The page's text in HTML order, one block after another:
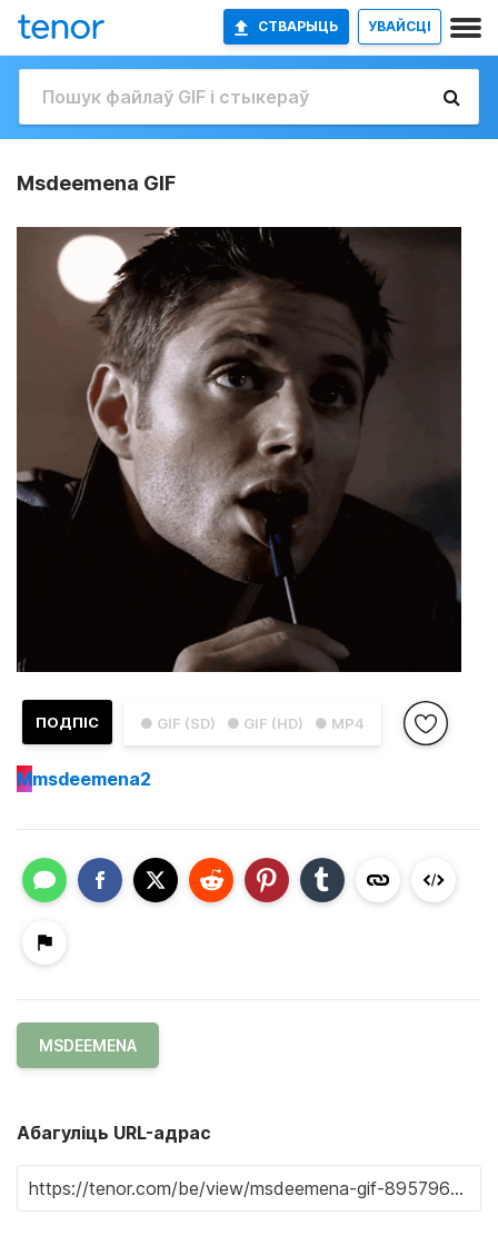
СТВАРЫЦЬ УВАЙСЦІ
Msdeemena GIF
● GIF (SD) ● GIF (HD) ● MP4
ПОДПІС
Mmsdeemena2
MSDEEMENA
Абагуліць URL-адрас